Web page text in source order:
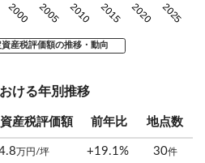
2000 2005 2010 2015 2020 2025
産税評価額の推移・動向
ける年別推移
産税評価額 前年比 地点数
万円/坪 +19.1% 30件